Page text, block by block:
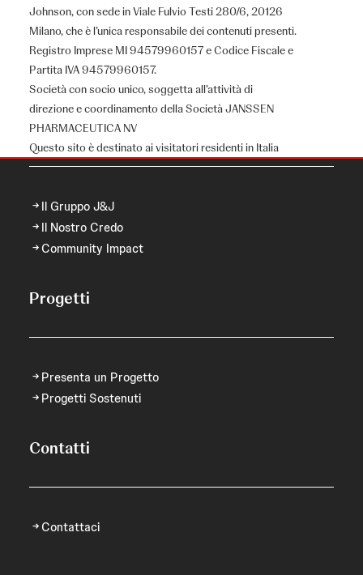
Johnson, con sede in Viale Fulvio Testi 280/6, 20126
Milano, che è l’unica responsabile dei contenuti presenti.
Registro Imprese MI 94579960157 e Codice Fiscale e
Partita IVA 94579960157.
Società con socio unico, soggetta all’attività di
direzione e coordinamento della Società JANSSEN
PHARMACEUTICA NV
Questo sito è destinato ai visitatori residenti in Italia
Chi siamo
Il Gruppo J&J
Il Nostro Credo
Community Impact
Progetti
Presenta un Progetto
Progetti Sostenuti
Contatti
Contattaci